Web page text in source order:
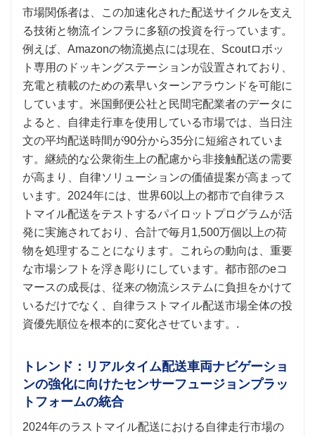
市場関係者は、この加速化された配送サイクルを支え
る技術と物流インフラに多額の投資を行っています。
例えば、Amazonの物流拠点には現在、Scoutロボッ
ト専用のドッキングステーションが設置されており、
充電と積載のための素早いターンアラウンドを可能に
しています。米国郵便公社と民間宅配業者のデータに
よると、自律走行車を使用している市場では、当日注
文の平均配送時間が90分から35分に短縮されていま
す。継続的な公衆衛生上の配慮から非接触配送の需要
が高まり、自律ソリューションの価値提案が高まって
います。2024年には、世界60以上の都市で自律ラス
トマイル配送をテストするパイロットプログラムが活
発に実施されており、合計で毎月1,500万個以上の荷
物を処理することになります。これらの動向は、重要
な市場シフトを浮き彫りにしています。都市部のeコ
マースの成長は、従来の物流システムに負担をかけて
いるだけでなく、自律ラストマイル配送市場全体の投
資優先順位を根本的に変化させています。.
トレンド：リアルタイム配送車両ナビゲーショ
ンの強化に向けたセンサーフュージョンプラッ
トフォームの統合
2024年のラストマイル配送における自律走行市場の